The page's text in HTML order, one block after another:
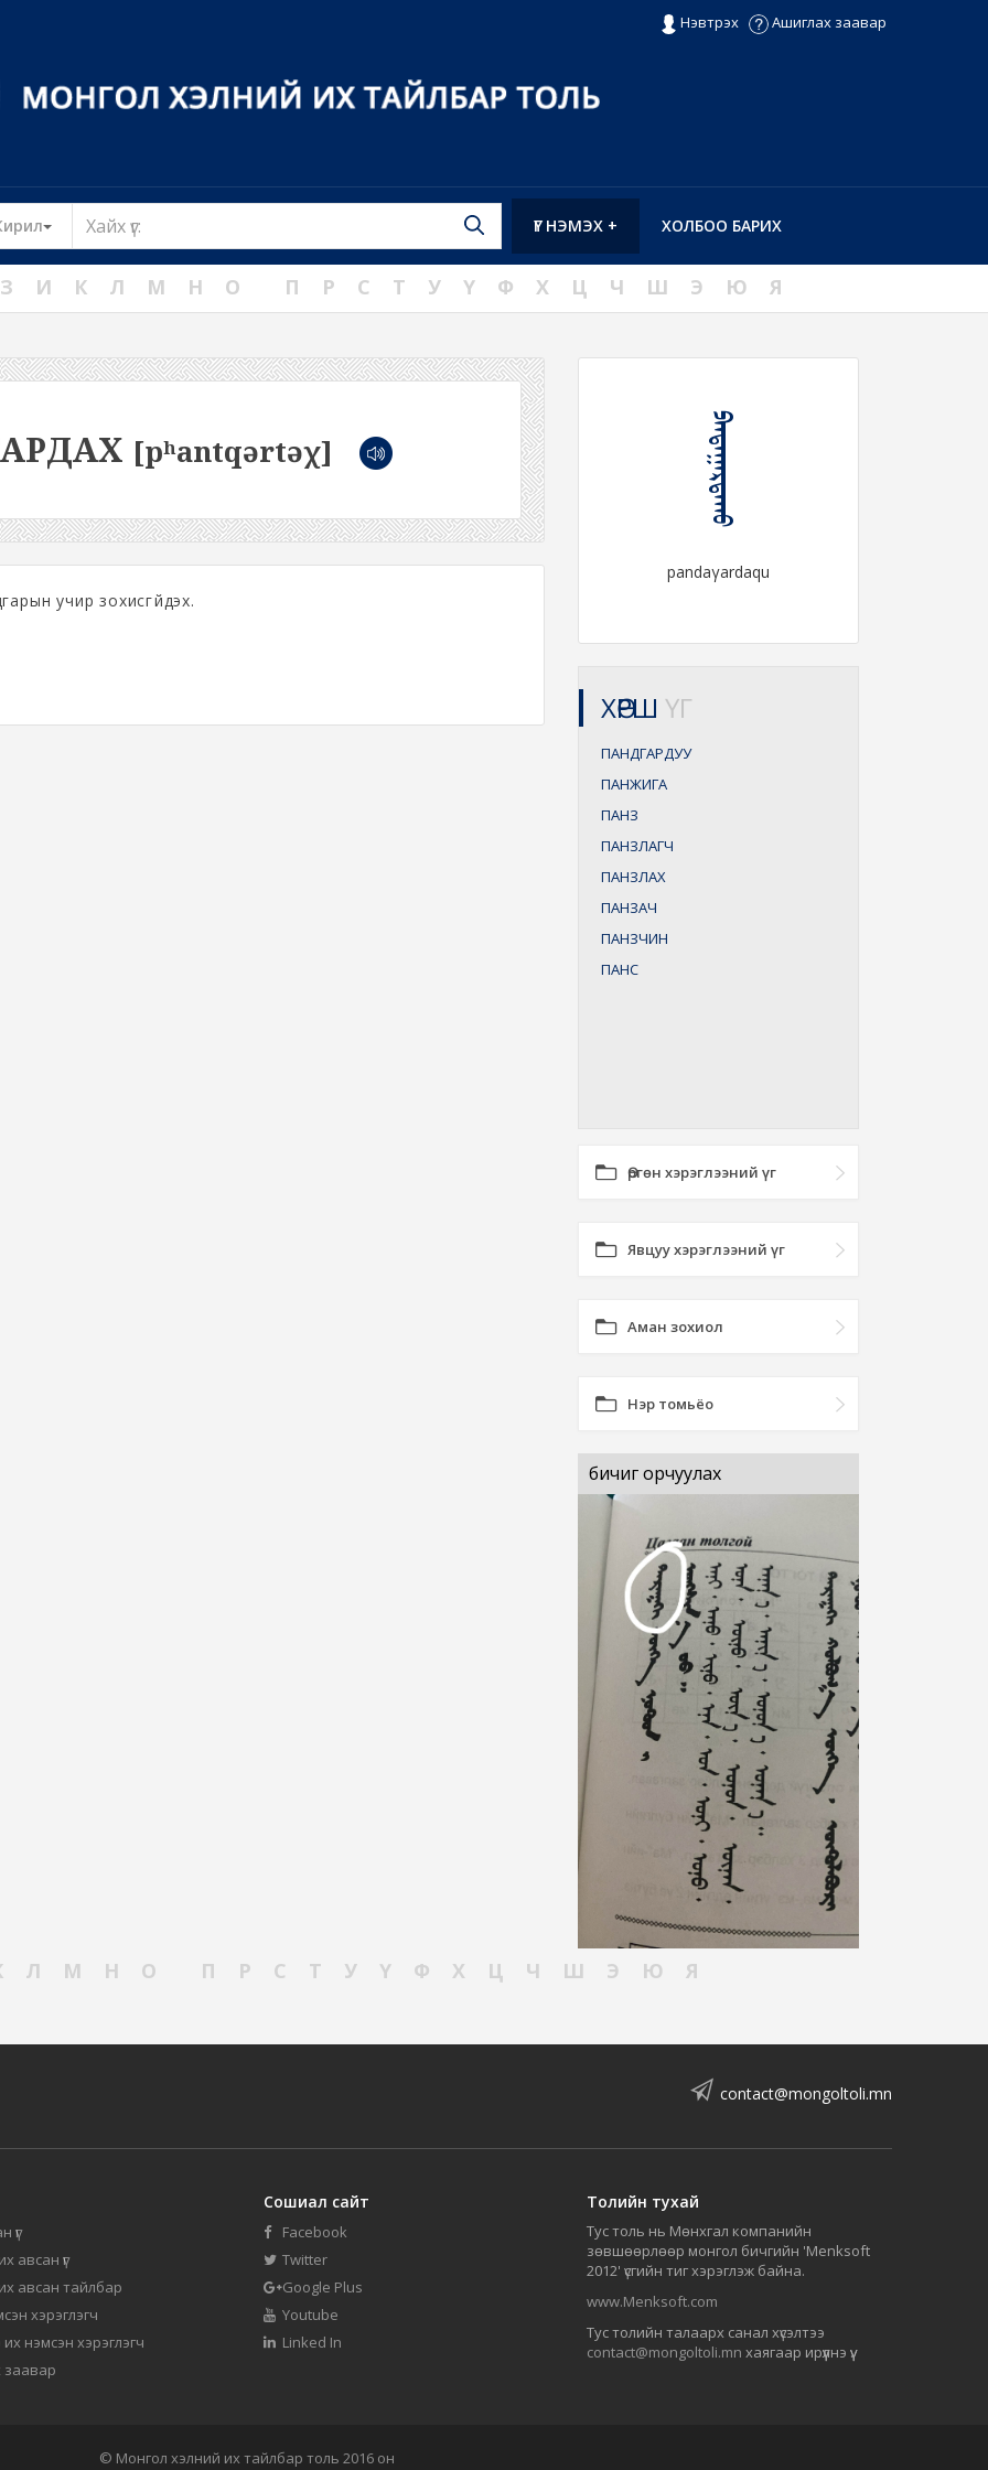
Нэвтрэх Ашиглах заавар
Toggle Dropdown ХОЛБОО БАРИХ
ҮГ НЭМЭХ +
З И К Л М Н О П Р С Т У Ү Ф Х Ц Ч Ш Э Ю Я
[pʰantqərtəχ]
учир зохисгүйдэх.
ᠫᠠᠨᠳᠠᠭᠠᠷᠳᠠᠬᠤ
pandaγardaqu
ХӨРШ ҮГ
ПАНДГАРДУУ
ПАНЖИГА
ПАНЗ
ПАНЗЛАГЧ
ПАНЗЛАХ
ПАНЗАЧ
ПАНЗЧИН
ПАНС
Өргөн хэрэглээний үг
Явцуу хэрэглээний үг
Аман зохиол
Нэр томьёо
бичиг орчуулах
Л М Н О П Р С Т У Ү Ф Х Ц Ч Ш Э Ю Я
contact@mongoltoli.mn
үг
авсан үг
авсан тайлбар
хэрэглэгч
нэмсэн хэрэглэгч
заавар
Сошиал сайт
Facebook
Twitter
Google Plus
Youtube
Linked In
Толийн тухай
Тус толь нь Мөнхгал компанийн
зөвшөөрлөөр монгол бичгийн 'Menksoft
2012' үсгийн тиг хэрэглэж байна.
www.Menksoft.com
Тус толийн талаарх санал хүсэлтээ
contact@mongoltoli.mn хаягаар ирүүлнэ үү.
© Монгол хэлний их тайлбар толь 2016 он